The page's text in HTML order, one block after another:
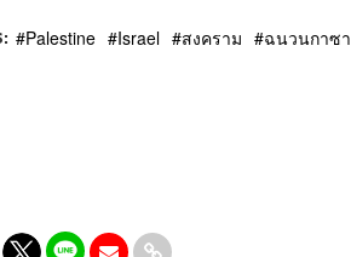
Palestine Israel สงคราม ฉนวนกาซ